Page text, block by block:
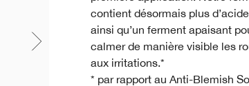
contient désormais plus
ainsi qu’un ferment apaisant
calmer de manière visible les
aux irritations.*
* par rapport au Anti-Blemish